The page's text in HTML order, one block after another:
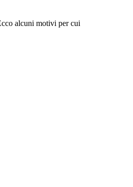
alcuni motivi per cui